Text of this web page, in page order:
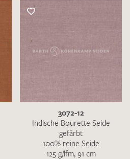
3072-12
Indische Bourette Seide
gefärbt
100% reine Seide
125 g/lfm, 91 cm